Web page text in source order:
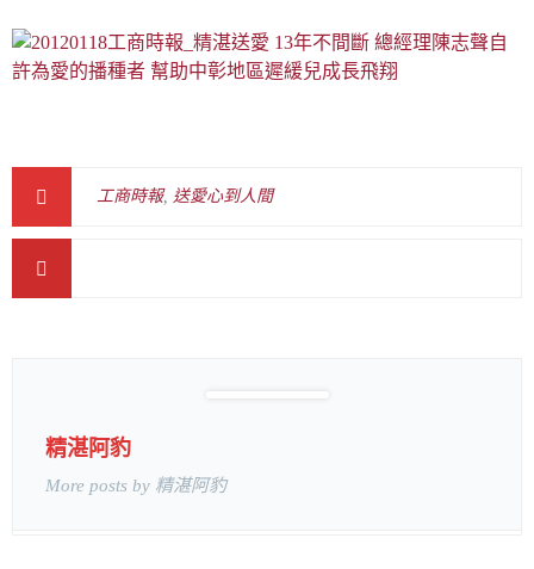
工商時報, 送愛心到人間
精湛阿豹
More posts by 精湛阿豹